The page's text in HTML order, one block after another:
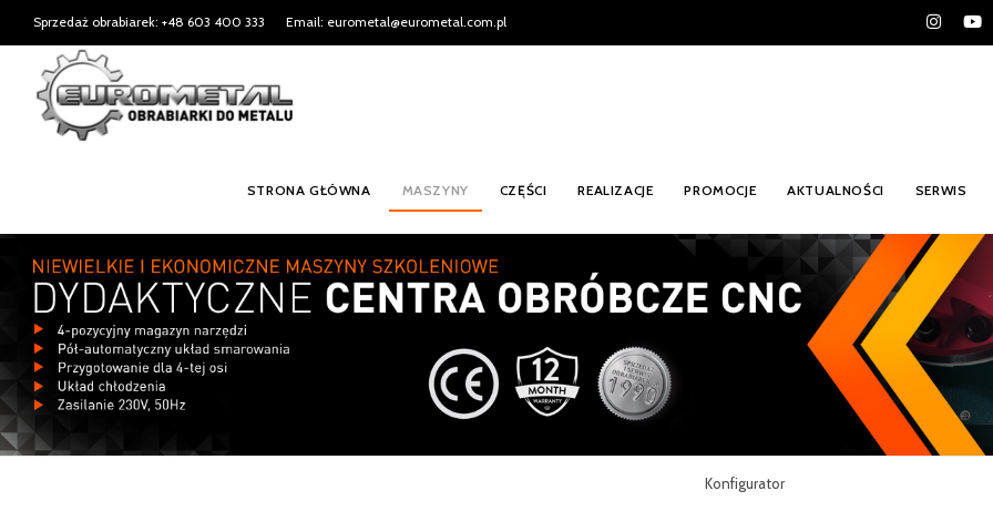
Sprzedaż obrabiarek: +48 603 400 333 Email: eurometal@eurometal.com.pl
STRONA GŁÓWNA MASZYNY CZĘŚCI REALIZACJE PROMOCJE AKTUALNOŚCI SERWIS
Konfigurator